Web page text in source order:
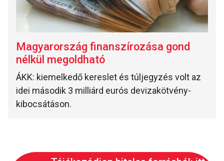
Magyarország finanszírozása gond
nélkül megoldható
ÁKK: kiemelkedő kereslet és túljegyzés volt az
idei második 3 milliárd eurós devizakötvény-
kibocsátáson.